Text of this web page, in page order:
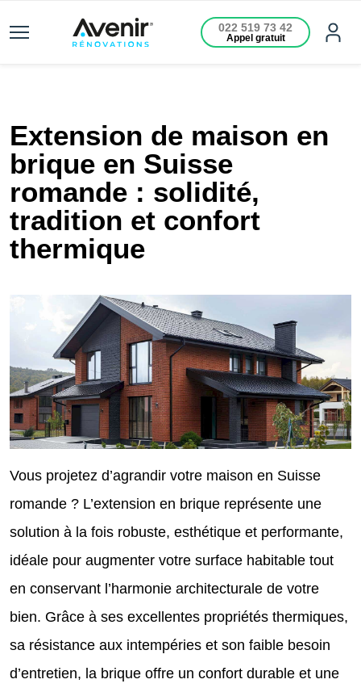
022 519 73 42
Appel gratuit
Extension de maison en
brique en Suisse
romande : solidité,
tradition et confort
thermique
Vous projetez d’agrandir votre maison en Suisse
romande ? L’extension en brique représente une
solution à la fois robuste, esthétique et performante,
idéale pour augmenter votre surface habitable tout
en conservant l’harmonie architecturale de votre
bien. Grâce à ses excellentes propriétés thermiques,
sa résistance aux intempéries et son faible besoin
d’entretien, la brique offre un confort durable et une